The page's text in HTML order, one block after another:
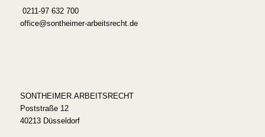
0211-97 632 700
office@sontheimer-arbeitsrecht.de
SONTHEIMER.ARBEITSRECHT
Poststraße 12
40213 Düsseldorf